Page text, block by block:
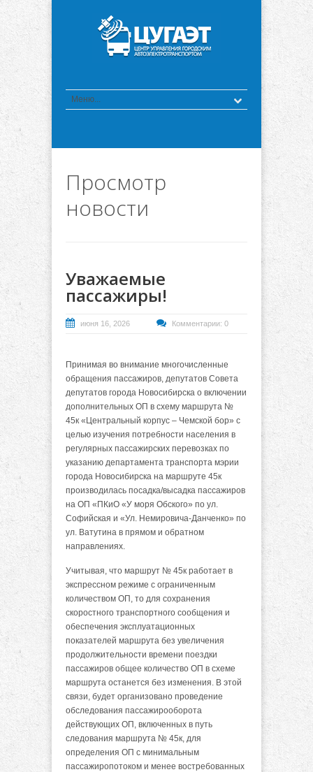
Просмотр
новости
Уважаемые
пассажиры!
июня 16, 2026 Комментарии: 0
Принимая во внимание многочисленные
обращения пассажиров, депутатов Совета
депутатов города Новосибирска о включении
дополнительных ОП в схему маршрута №
45к «Центральный корпус – Чемской бор» с
целью изучения потребности населения в
регулярных пассажирских перевозках по
указанию департамента транспорта мэрии
города Новосибирска на маршруте 45к
производилась посадка/высадка пассажиров
на ОП «ПКиО «У моря Обского» по ул.
Софийская и «Ул. Немировича-Данченко» по
ул. Ватутина в прямом и обратном
направлениях.
Учитывая, что маршрут № 45к работает в
экспрессном режиме с ограниченным
количеством ОП, то для сохранения
скоростного транспортного сообщения и
обеспечения эксплуатационных
показателей маршрута без увеличения
продолжительности времени поездки
пассажиров общее количество ОП в схеме
маршрута останется без изменения. В этой
связи, будет организовано проведение
обследования пассажирооборота
действующих ОП, включенных в путь
следования маршрута № 45к, для
определения ОП с минимальным
пассажиропотоком и менее востребованных